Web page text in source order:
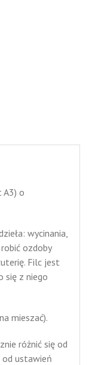
o
wycinania,
ozdoby
Filc jest
się z niego
mieszać).
różnić się od
ustawień